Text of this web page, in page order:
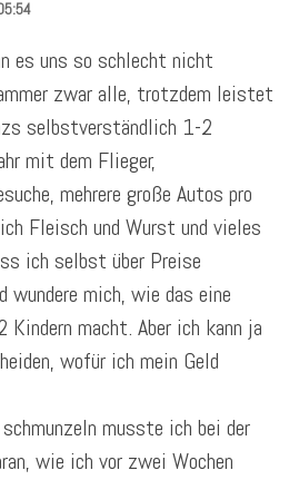
es uns so schlecht nicht
zwar alle, trotzdem leistet
selbstverständlich 1-2
mit dem Flieger,
mehrere große Autos pro
Fleisch und Wurst und vieles
ich selbst über Preise
wundere mich, wie das eine
macht. Aber ich kann ja
wofür ich mein Geld
musste ich bei der
wie ich vor zwei Wochen